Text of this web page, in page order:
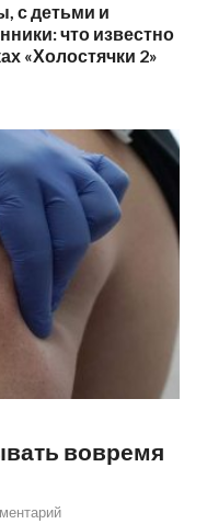
с детьми и
что известно
«Холостячки 2»
вовремя